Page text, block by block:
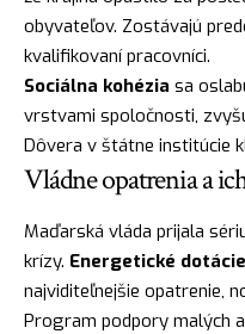
obyvateľov. Zostávajú
kvalifikovaní pracovníci.
Sociálna kohézia sa
vrstvami spoločnosti,
Dôvera v štátne institúcie
Vládne opatrenia a
Maďarská vláda prijala
krízy. Energetické dotácie
najviditeľnejšie opatrenie,
Program podpory malých